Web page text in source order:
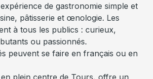
de gastronomie simple et
pâtisserie et œnologie. Les
à tous les publics : curieux,
ou passionnés.
peuvent se faire en français ou en